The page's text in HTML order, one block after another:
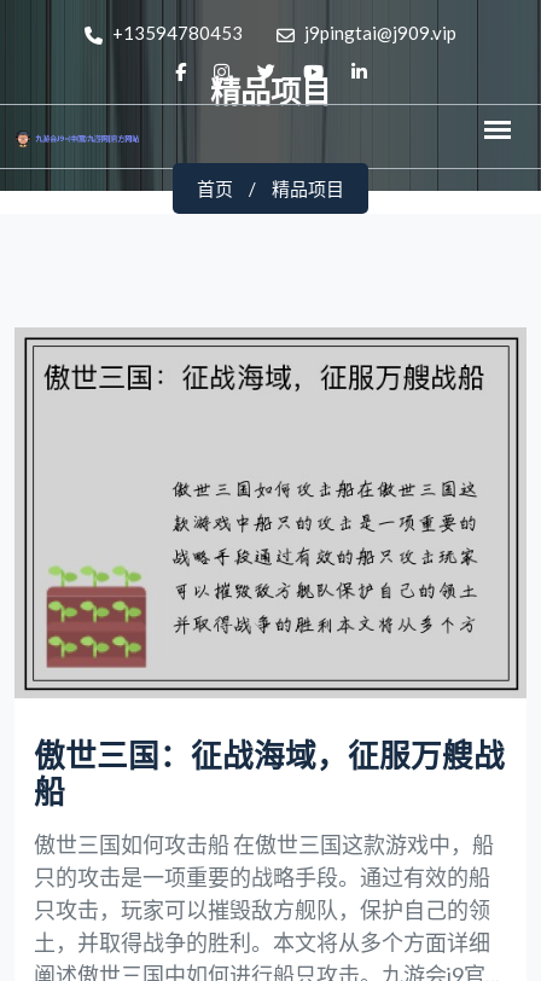
+13594780453 j9pingtai@j909.vip
精品项目
首页 精品项目
傲世三国：征战海域，征服万艘战
船
傲世三国如何攻击船 在傲世三国这款游戏中，船
只的攻击是一项重要的战略手段。通过有效的船
只攻击，玩家可以摧毁敌方舰队，保护自己的领
土，并取得战争的胜利。本文将从多个方面详细
阐述傲世三国中如何进行船只攻击。九游会j9官...